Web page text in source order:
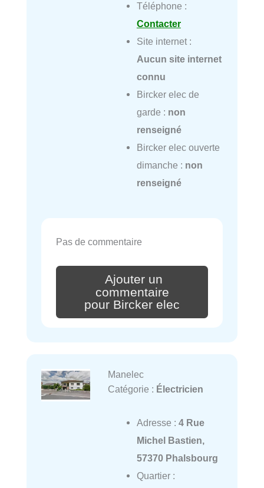
Téléphone :
Contacter
Site internet :
Aucun site internet
connu
Bircker elec de
garde : non
renseigné
Bircker elec ouverte
dimanche : non
renseigné
Pas de commentaire
Ajouter un
commentaire
pour Bircker elec
Manelec
Catégorie : Électricien
Adresse : 4 Rue
Michel Bastien,
57370 Phalsbourg
Quartier :